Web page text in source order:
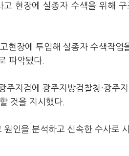
현장에 실종자 수색을 위해 구
장에 투입해 실종자 수색작업
파악됐다.
지검에 광주지방검찰청·광주
것을 지시했다.
인을 분석하고 신속한 수사로